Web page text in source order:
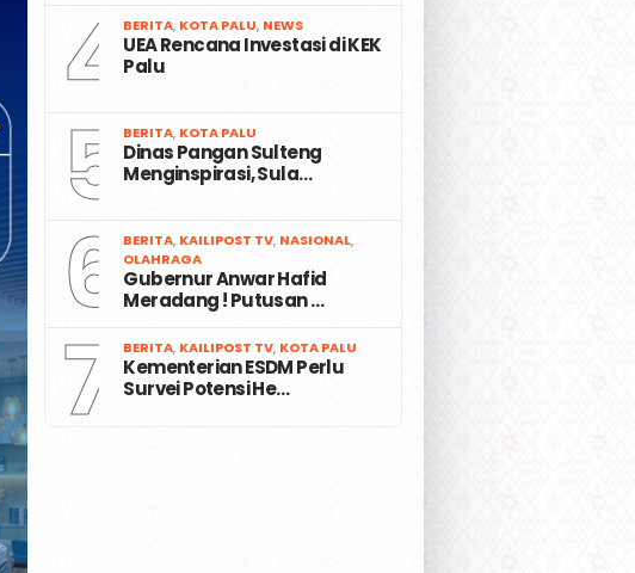
4 BERITA, KOTA PALU, NEWS
UEA Rencana Investasi di KEK
Palu
5 BERITA, KOTA PALU
Dinas Pangan Sulteng
Menginspirasi, Sula…
6 BERITA, KAILIPOST TV, NASIONAL,
OLAHRAGA
Gubernur Anwar Hafid
Meradang ! Putusan …
7 BERITA, KAILIPOST TV, KOTA PALU
Kementerian ESDM Perlu
Survei Potensi He…